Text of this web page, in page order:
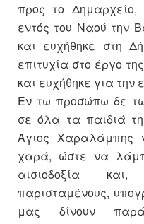
προς το Δημαρχείο,
εντός του Ναού την
και ευχήθηκε στη
επιτυχία στο έργο
και ευχήθηκε για την
Εν τω προσώπω δε
σε όλα τα παιδιά
Άγιος Χαραλάμπης
χαρά, ώστε να
αισιοδοξία και,
παρισταμένους,
μας δίνουν